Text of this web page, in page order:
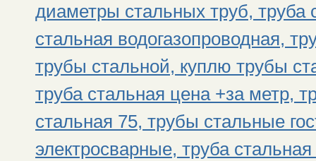
диаметры стальных труб, труба
стальная водогазопроводная,
трубы стальной, куплю трубы
труба стальная цена +за метр,
стальная 75, трубы стальные
электросварные, труба